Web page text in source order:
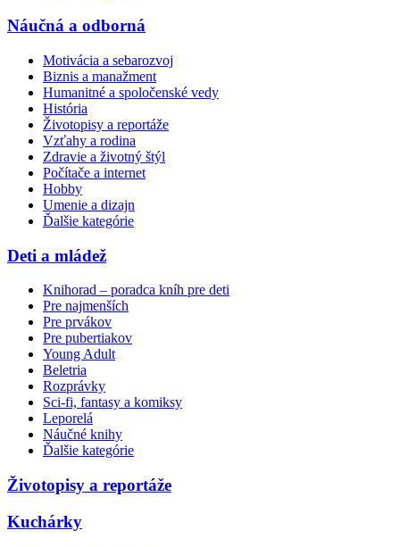
Náučná a odborná
Motivácia a sebarozvoj
Biznis a manažment
Humanitné a spoločenské vedy
História
Životopisy a reportáže
Vzťahy a rodina
Zdravie a životný štýl
Počítače a internet
Hobby
Umenie a dizajn
Ďalšie kategórie
Deti a mládež
Knihorad – poradca kníh pre deti
Pre najmenších
Pre prvákov
Pre pubertiakov
Young Adult
Beletria
Rozprávky
Sci-fi, fantasy a komiksy
Leporelá
Náučné knihy
Ďalšie kategórie
Životopisy a reportáže
Kuchárky